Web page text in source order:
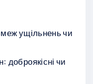
ущільнень чи
доброякісні чи